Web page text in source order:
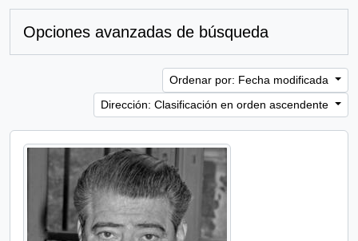
Opciones avanzadas de búsqueda
Ordenar por: Fecha modificada
Dirección: Clasificación en orden ascendente